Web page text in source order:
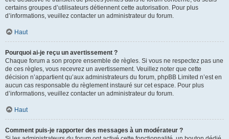
certains groupes d’utilisateurs détiennent cette autorisation. Pour plus
d’informations, veuillez contacter un administrateur du forum.
Haut
Pourquoi ai-je reçu un avertissement ?
Chaque forum a son propre ensemble de règles. Si vous ne respectez pas une
de ces règles, vous recevrez un avertissement. Veuillez noter que cette
décision n’appartient qu’aux administrateurs du forum, phpBB Limited n’est en
aucun cas responsable du règlement instauré sur cet espace. Pour plus
d’informations, veuillez contacter un administrateur du forum.
Haut
Comment puis-je rapporter des messages à un modérateur ?